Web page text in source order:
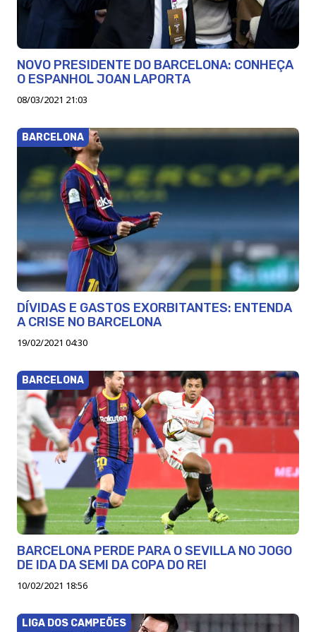
NOVO PRESIDENTE DO BARCELONA: CONHEÇA
O ESPANHOL JOAN LAPORTA
08/03/2021 21:03
BARCELONA
DÍVIDAS E GASTOS EXORBITANTES: ENTENDA
A CRISE NO BARCELONA
19/02/2021 04:30
BARCELONA
BARCELONA PERDE PARA O SEVILLA NO JOGO
DE IDA DA SEMI DA COPA DO REI
10/02/2021 18:56
LIGA DOS CAMPEÕES